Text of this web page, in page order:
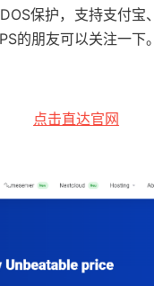
保护，支持支付宝
的朋友可以关注一下。
点击直达官网